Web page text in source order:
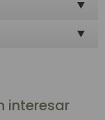
interesar